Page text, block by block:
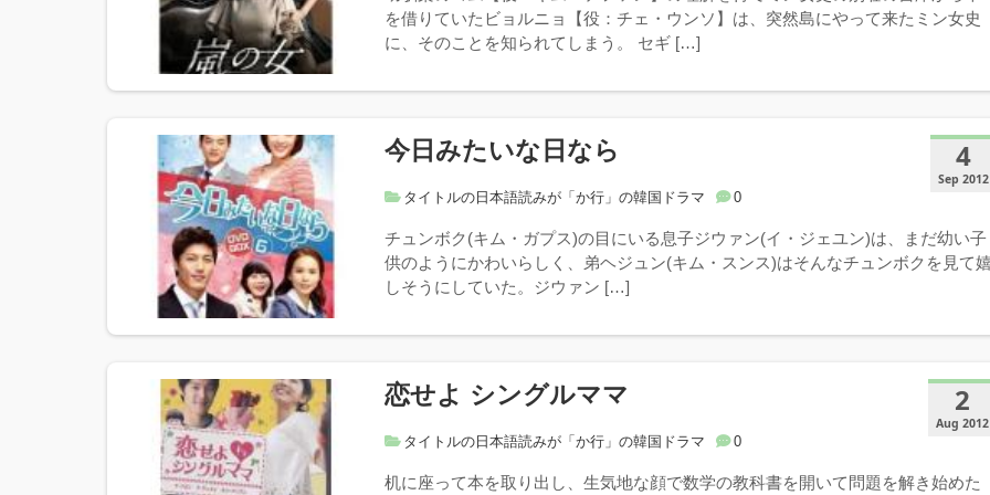
を借りていたビョルニョ【役：チェ・ウンソ】は、突然島にやって来たミン女史
に、そのことを知られてしまう。 セギ […]
4
Sep 2012
今日みたいな日なら
タイトルの日本語読みが「か行」の韓国ドラマ 0
チュンボク(キム・ガプス)の目にいる息子ジウァン(イ・ジェユン)は、まだ幼い子
供のようにかわいらしく、弟ヘジュン(キム・スンス)はそんなチュンボクを見て
しそうにしていた。ジウァン […]
2
Aug 2012
恋せよ シングルママ
タイトルの日本語読みが「か行」の韓国ドラマ 0
机に座って本を取り出し、生気地な顔で数学の教科書を開いて問題を解き始めた